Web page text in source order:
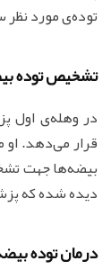
توده‌ی مورد نظر
تشخیص توده
در وهله‌ی اول
قرار می‌دهد. او
بیضه‌ها جهت
دیده شده که
درمان توده